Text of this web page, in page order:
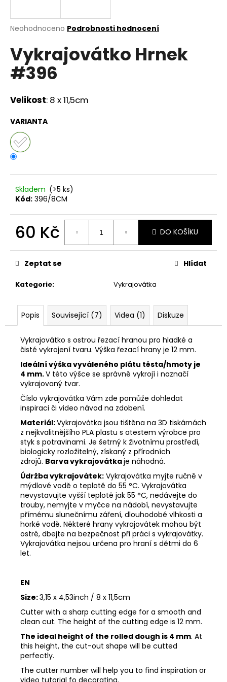
Průměrné
produktu
je
0,0
z
hvězdiček.
Neohodnoceno Podrobnosti hodnocení
Vykrajovátko Hrnek
#396
Velikost: 8 x 11,5cm
VARIANTA
Skladem (>5 ks)
Kód: 396/8CM
60 Kč
cena:
DO KOŠÍKU
Kategorie: Vykrajovátka
Zeptat se Hlídat
Popis Související (7) Videa (1) Diskuze
Vykrajovátko s ostrou řezací hranou pro hladké a
čisté vykrojení tvaru. Výška řezací hrany je 12 mm.
Ideální výška vyváleného plátu těsta/hmoty je
4 mm.V této výšce se správně vykrojí i naznačí
vykrajovaný tvar.
Číslo vykrajovátka Vám zde pomůže dohledat
inspiraci či video návod na zdobení.
Materiál:Vykrajovátka jsou tištěna na 3D tiskárnách
z nejkvalitnějšího PLA plastu s atestem výrobce pro
styk s potravinami. Je šetrný k životnímu prostředí,
biologicky rozložitelný, získaný z přírodních
zdrojů. Barva vykrajovátkaje náhodná.
Údržba vykrajovátek: Vykrajovátka myjte ručně v
mýdlové vodě o teplotě do 55 °C. Vykrajovátka
nevystavujte vyšší teplotě jak 55 °C, nedávejte do
trouby, nemyjte v myčce na nádobí, nevystavujte
přímému slunečnímu záření, dlouhodobé vlhkosti a
horké vodě. Některé hrany vykrajovátek mohou být
ostré, dbejte na bezpečnost při práci s vykrajovátky.
Vykrajovátka nejsou určena pro hraní s dětmi do 6
let.
EN
Size:3,15 x 4,53inch / 8 x 11,5cm
Cutter with a sharp cutting edge for a smooth and
clean cut. The height of the cutting edge is 12 mm.
The ideal height of the rolled dough is 4 mm. At
this height, the cut-out shape will be cutted
perfectly.
The cutter number will help you to find inspiration or
video tutorial fo decorating.
j
t
?
D
o
p
o
u
u
j
e
e
VYKRAJOVÁTKA
PODZIMNÍ
#1584
39
Kč